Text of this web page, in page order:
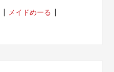
メイドめーる